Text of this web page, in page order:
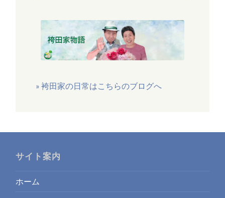
» 袴田家の日常はこちらのブログへ
サイト案内
ホーム